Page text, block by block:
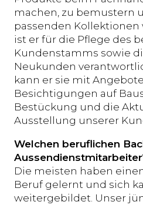
machen, zu bemustern
passenden Kollektionen
ist er für die Pflege des
Kundenstamms sowie
Neukunden
kann er sie mit
Besichtigungen auf
Bestückung und die
Ausstellung unserer
Welchen beruflichen
Die meisten haben
Beruf gelernt und sich
weitergebildet. Unser